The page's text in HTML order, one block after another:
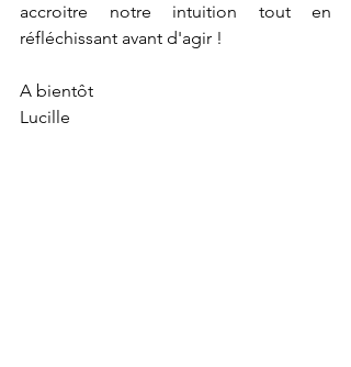
accroitre notre intuition tout en
réfléchissant avant d'agir !
A bientôt
Lucille